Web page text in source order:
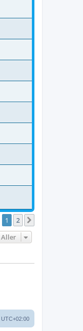
1 2
Aller
UTC+02:00